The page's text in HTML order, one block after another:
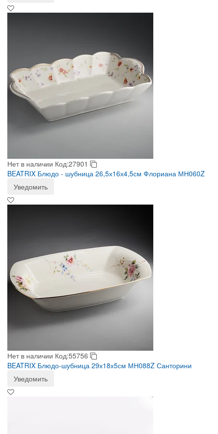
Нет в наличии Код:27901
BEATRIX Блюдо - шубница 26,5х16х4,5см Флориана МН060Z
Уведомить
Нет в наличии Код:55756
BEATRIX Блюдо-шубница 29х18х5см МН088Z Санторини
Уведомить